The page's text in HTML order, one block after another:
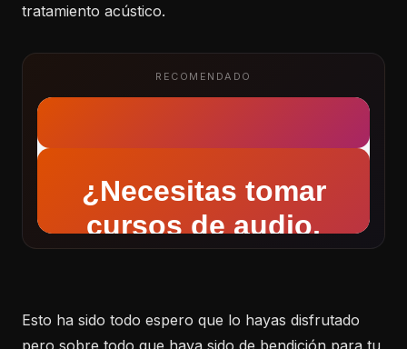
tratamiento acústico.
RECOMENDADO
Esto ha sido todo espero que lo hayas disfrutado